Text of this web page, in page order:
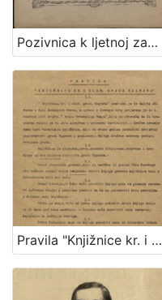
Pozivnica k ljetnoj zabavi što ju priredjuje hrv. pjevačko družtvo "Kolo" uz sudjelovanje glasbe c. kr. pješ. pukovnije Grofa Jelačića br. 69. u nedjelju dne 10. srpnja 1881. kod "Kamenitog stola"
Pravila "Knjižnice kr. i slob. grada Zagreba" / Knjižnica kr. i slob. grada Zagreba